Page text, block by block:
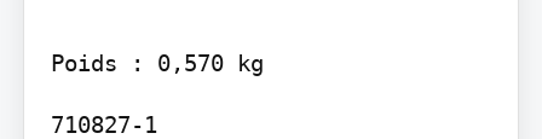
710827-1